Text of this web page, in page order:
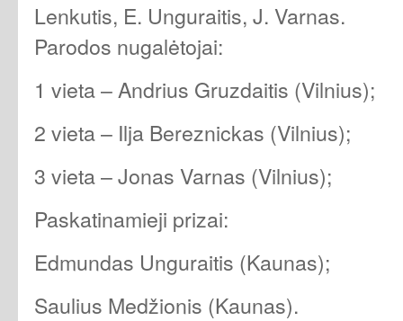
Lenkutis, E. Unguraitis, J. Varnas.
Parodos nugalėtojai:
1 vieta – Andrius Gruzdaitis (Vilnius);
2 vieta – Ilja Bereznickas (Vilnius);
3 vieta – Jonas Varnas (Vilnius);
Paskatinamieji prizai:
Edmundas Unguraitis (Kaunas);
Saulius Medžionis (Kaunas).